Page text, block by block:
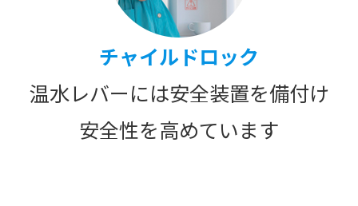
チャイルドロック
温水レバーには安全装置を備付け
安全性を高めています